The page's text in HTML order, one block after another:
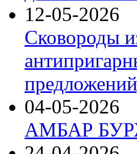
12-05-2026
Сковороды
04-05-2026
АМБАР